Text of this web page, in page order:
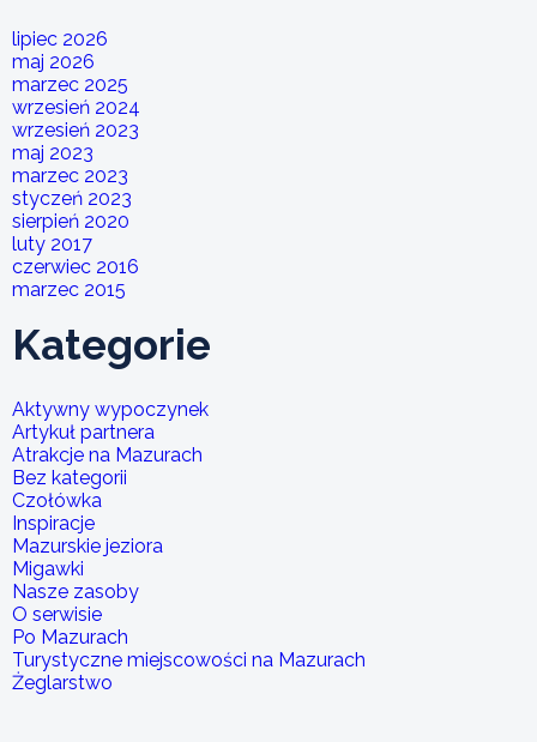
lipiec 2026
maj 2026
marzec 2025
wrzesień 2024
wrzesień 2023
maj 2023
marzec 2023
styczeń 2023
sierpień 2020
luty 2017
czerwiec 2016
marzec 2015
Kategorie
Aktywny wypoczynek
Artykuł partnera
Atrakcje na Mazurach
Bez kategorii
Czołówka
Inspiracje
Mazurskie jeziora
Migawki
Nasze zasoby
O serwisie
Po Mazurach
Turystyczne miejscowości na Mazurach
Żeglarstwo